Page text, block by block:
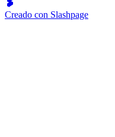
Creado con Slashpage